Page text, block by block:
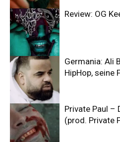
Review: OG
Germania: Ali
HipHop, seine
Private Paul –
(prod. Private